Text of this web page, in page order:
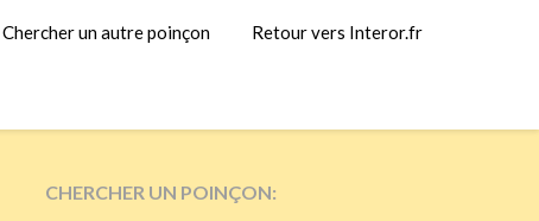
Chercher un autre poinçon Retour vers Interor.fr
CHERCHER UN POINÇON: